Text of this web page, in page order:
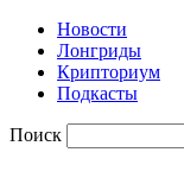
Новости
Лонгриды
Крипториум
Подкасты
Поиск